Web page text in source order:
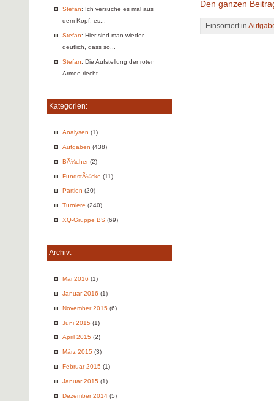
Stefan: Ich versuche es mal aus
dem Kopf, es...
Stefan: Hier sind man wieder
deutlich, dass so...
Stefan: Die Aufstellung der roten
Armee riecht...
Kategorien:
Analysen (1)
Aufgaben (438)
BÃ¼cher(2)
FundstÃ¼cke (11)
Partien (20)
Turniere (240)
XQ-Gruppe BS (69)
Archiv:
Mai 2016 (1)
Januar 2016 (1)
November 2015 (6)
Juni 2015 (1)
April 2015 (2)
März 2015 (3)
Februar 2015 (1)
Januar 2015 (1)
Dezember 2014 (5)
Den ganzen
Einsortiert in